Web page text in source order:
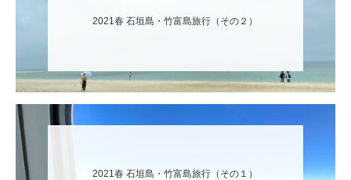
2021春 石垣島・竹富島旅行（その２）
2021春 石垣島・竹富島旅行（その１）